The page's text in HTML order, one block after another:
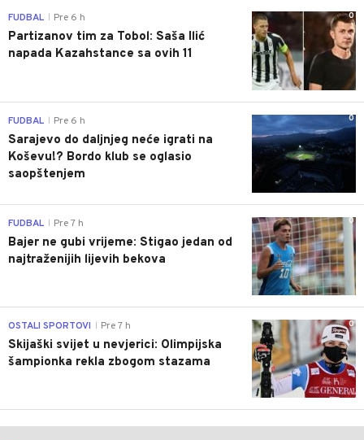
0
FUDBAL Pre 6 h
Partizanov tim za Tobol: Saša Ilić
napada Kazahstance sa ovih 11
0
FUDBAL Pre 6 h
Sarajevo do daljnjeg neće igrati na
Koševu!? Bordo klub se oglasio
saopštenjem
0
FUDBAL Pre 7 h
Bajer ne gubi vrijeme: Stigao jedan od
najtraženijih lijevih bekova
0
OSTALI SPORTOVI Pre 7 h
Skijaški svijet u nevjerici: Olimpijska
šampionka rekla zbogom stazama